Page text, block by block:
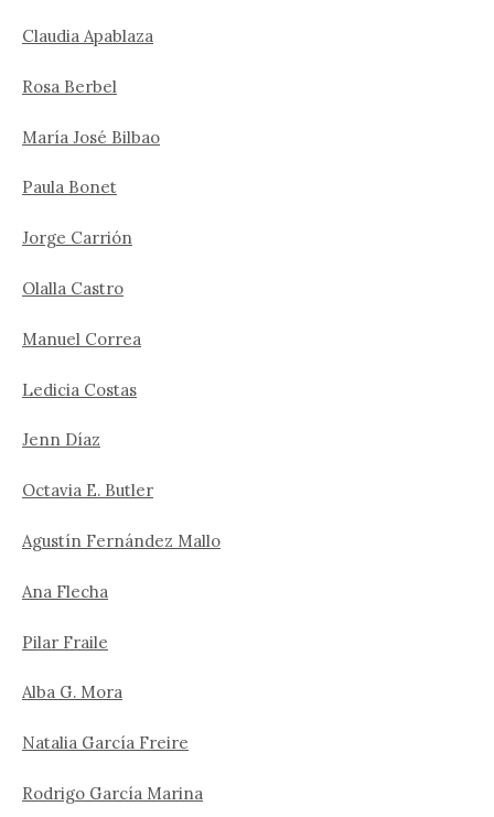
Claudia Apablaza
Rosa Berbel
María José Bilbao
Paula Bonet
Jorge Carrión
Olalla Castro
Manuel Correa
Ledicia Costas
Jenn Díaz
Octavia E. Butler
Agustín Fernández Mallo
Ana Flecha
Pilar Fraile
Alba G. Mora
Natalia García Freire
Rodrigo García Marina